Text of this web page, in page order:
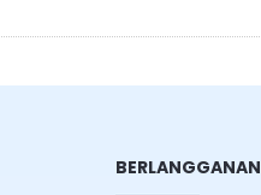
BERLANGGANAN